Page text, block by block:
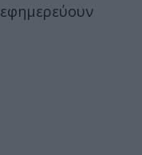
εφημερεύουν